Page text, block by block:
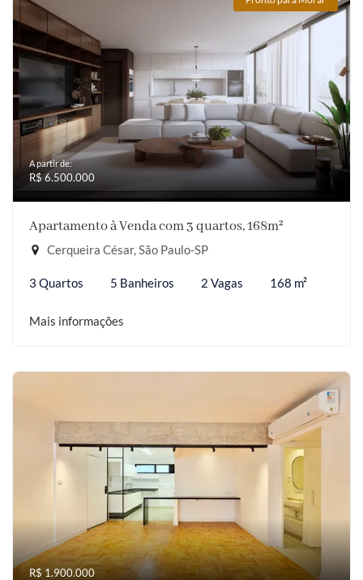
A partir de:
R$ 6.500.000
Apartamento à Venda com 3 quartos, 168m²
Cerqueira César, São Paulo-SP
3 Quartos 5 Banheiros 2 Vagas 168 m²
Mais informações
R$ 1.900.000